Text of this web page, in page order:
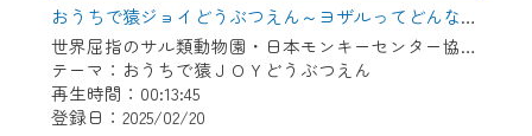
おうちで猿ジョイどうぶつえん～ヨザルってどんなサル？～（2025年1月16日初回放送）
世界屈指のサル類動物園・日本モンキーセンター協力の親子で学べる動物番組。
テーマ：おうちで猿ＪＯＹどうぶつえん
再生時間：00:13:45
登録日：2025/02/20